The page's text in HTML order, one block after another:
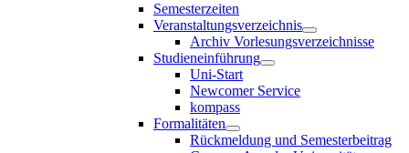
Semesterzeiten
Veranstaltungsverzeichnis
Archiv Vorlesungsverzeichnisse
Studieneinführung
Uni-Start
Newcomer Service
kompass
Formalitäten
Rückmeldung und Semesterbeitrag